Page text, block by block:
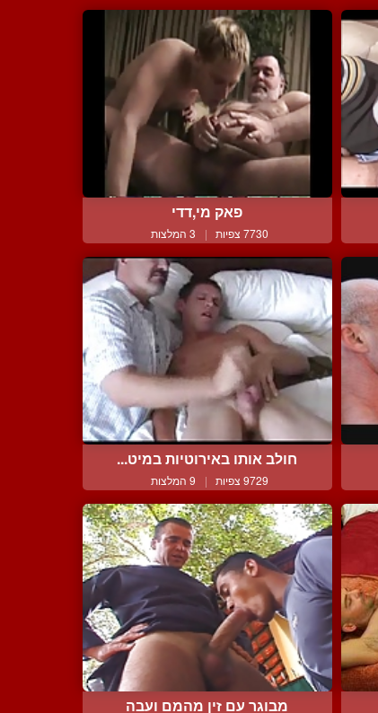
פאק מי,דדי
7730 צפיות | 3 המלצות
חולב אותו באירוטיות במיט...
9729 צפיות | 9 המלצות
מבוגר עם זין מהמם ועבה